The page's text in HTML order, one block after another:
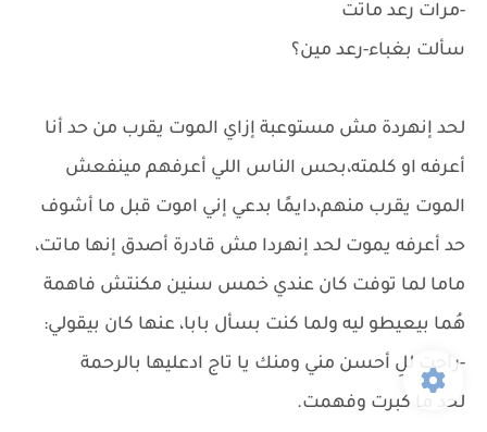
-مرات رعد ماتت
سألت بغباء-رعد مين؟
لحد إنهردة مش مستوعبة إزاي الموت يقرب من حد أنا
أعرفه او كلمته،بحس الناس اللي أعرفهم مينفعش
الموت يقرب منهم،دايمًا بدعي إني اموت قبل ما أشوف
حد أعرفه يموت لحد إنهردا مش قادرة أصدق إنها ماتت،
ماما لما توفت كان عندي خمس سنين مكنتش فاهمة
هُما بيعيطو ليه ولما كنت بسأل بابا، عنها كان بيقولي:
-راحت للِ أحسن مني ومنك يا تاج ادعليها بالرحمة
لحد ما كبرت وفهمت.